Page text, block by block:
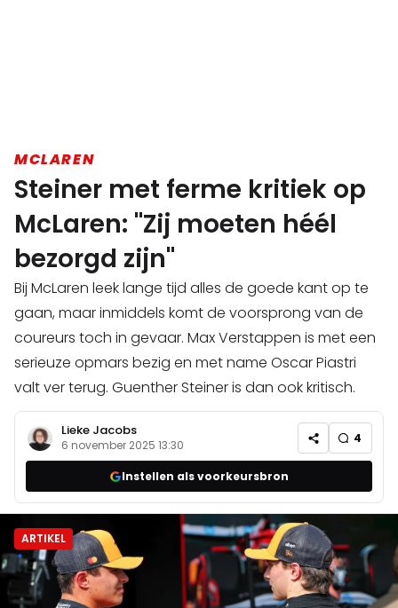
MCLAREN
Steiner met ferme kritiek op
McLaren: "Zij moeten héél
bezorgd zijn"
Bij McLaren leek lange tijd alles de goede kant op te
gaan, maar inmiddels komt de voorsprong van de
coureurs toch in gevaar. Max Verstappen is met een
serieuze opmars bezig en met name Oscar Piastri
valt ver terug. Guenther Steiner is dan ook kritisch.
Lieke Jacobs
6 november 2025 13:30 4
Instellen als voorkeursbron
ARTIKEL